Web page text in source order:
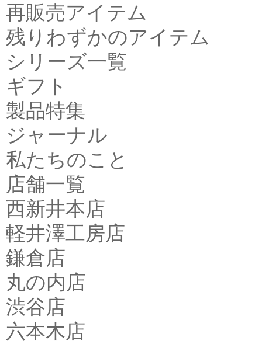
再販売アイテム
残りわずかのアイテム
シリーズ一覧
ギフト
製品特集
ジャーナル
私たちのこと
店舗一覧
西新井本店
軽井澤工房店
鎌倉店
丸の内店
渋谷店
六本木店